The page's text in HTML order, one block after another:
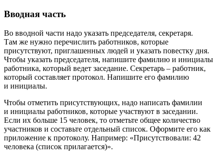
Вводная часть
Во вводной части надо указать председателя, секретаря.
Там же нужно перечислить работников, которые
присутствуют, приглашенных людей и указать повестку дня.
Чтобы указать председателя, напишите фамилию и инициалы
работника, который ведет заседание. Секретарь – работник,
который составляет протокол. Напишите его фамилию
и инициалы.
Чтобы отметить присутствующих, надо написать фамилии
и инициалы работников, которые участвуют в заседании.
Если их больше 15 человек, то отметьте общее количество
участников и составьте отдельный список. Оформите его как
приложение к протоколу. Например: «Присутствовали: 42
человека (список прилагается)».